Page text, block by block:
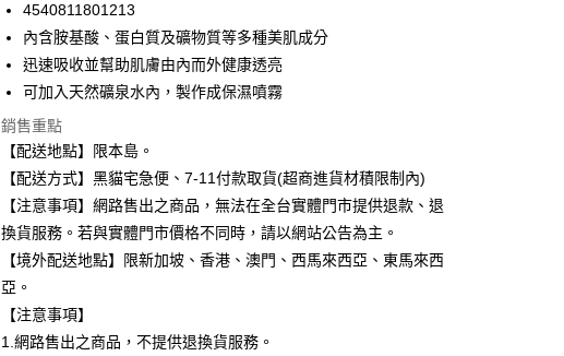
合作金庫商業銀行
第一商業銀行
華南商業銀行
彰化商業銀行
國泰世華商業銀行
兆豐國際商業銀行
臺灣中小企業銀行
匯豐（台灣）商業銀行
聯邦商業銀行
遠東國際商業銀行
玉山商業銀行
星展（台灣）商業銀行
台新國際商業銀行
中國信託商業銀行
台灣樂天信用卡公司
超商取貨付款
Apple Pay
街口支付
悠遊付
Google Pay
全盈+PAY
大哥付你分期
相關說明
4540811801213
內含胺基酸、蛋白質及礦物質等多種美肌成分
迅速吸收並幫助肌膚由內而外健康透亮
可加入天然礦泉水內，製作成保濕噴霧
銷售重點
【配送地點】限本島。
【配送方式】黑貓宅急便、7-11付款取貨(超商進貨材積限制內)
【注意事項】網路售出之商品，無法在全台實體門市提供退款、退
換貨服務。若與實體門市價格不同時，請以網站公告為主。
【境外配送地點】限新加坡、香港、澳門、西馬來西亞、東馬來西
亞。
【注意事項】
1.網路售出之商品，不提供退換貨服務。